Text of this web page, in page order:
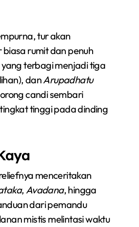
tur akan
rumit dan penuh
terbagi menjadi tiga
danArupadhatu
candi sembari
tinggi pada dinding
menceritakan
,Avadana, hingga
dari pemandu
mistis melintasi waktu